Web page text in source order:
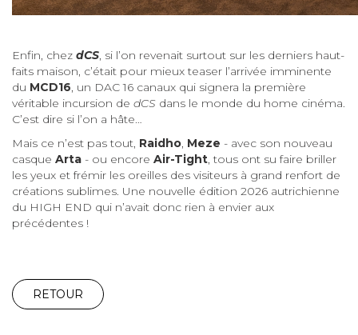
Enfin, chez dCS, si l’on revenait surtout sur les derniers haut-
faits maison, c’était pour mieux teaser l’arrivée imminente
du MCD16, un DAC 16 canaux qui signera la première
véritable incursion de dCS dans le monde du home cinéma.
C’est dire si l’on a hâte…
Mais ce n’est pas tout, Raidho, Meze - avec son nouveau
casque Arta - ou encore Air-Tight, tous ont su faire briller
les yeux et frémir les oreilles des visiteurs à grand renfort de
créations sublimes. Une nouvelle édition 2026 autrichienne
du HIGH END qui n’avait donc rien à envier aux
précédentes !
RETOUR